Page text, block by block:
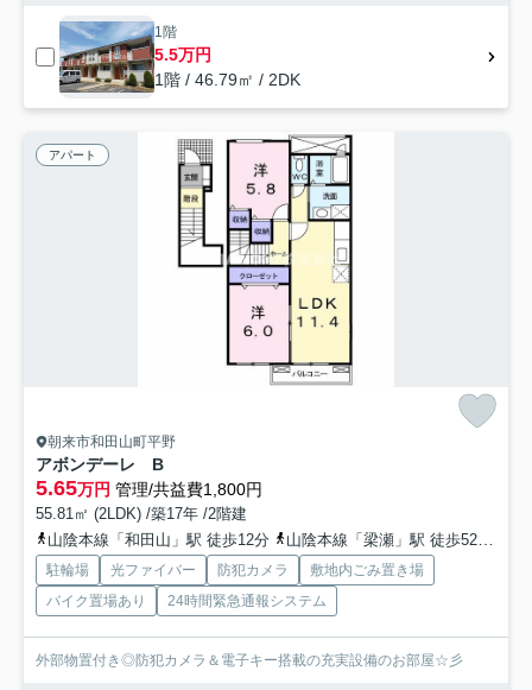
1階
5.5万円
1階 / 46.79㎡ / 2DK
アパート
朝来市和田山町平野
アボンデーレ B
5.65万円 管理/共益費1,800円
55.81㎡ (2LDK) /築17年 /2階建
山陰本線「和田山」駅 徒歩12分
山陰本線「梁瀬」駅 徒歩52分
駐輪場 光ファイバー 防犯カメラ
敷地内ごみ置き場
バイク置場あり
24時間緊急通報システム
外部物置付き◎防犯カメラ＆電子キー搭載の充実設備のお部屋☆彡